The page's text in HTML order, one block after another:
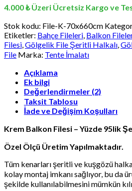
Balkon
-
Yüzde
95lik
Şeritli
File
adet
4.000 ₺ Üzeri Ücretsiz Kargo ve
Stok kodu: File-K-70x660cm
Etiketler: Bahçe Fileleri, Balkon
Filesi,Gölgelik File Şeritli Halkalı,
File Marka: Tente İmalatı
Açıklama
Ek bilgi
Değerlendirmeler (2)
Taksit Tablosu
İade ve Değişim Koşulları
Krem Balkon Filesi – Yüzde 95lik
Özel Ölçü Üretim Yapılmaktadır.
Tüm kenarları şeritli ve kuşgözü
kolay montaj imkanı sağlıyor, bu da
şekilde kullanılabilmesini mümkün